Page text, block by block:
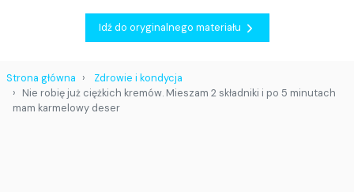
Idź do oryginalnego materiału
Strona główna
Zdrowie i kondycja
Nie robię już ciężkich kremów. Mieszam 2 składniki i po 5 minutach
mam karmelowy deser